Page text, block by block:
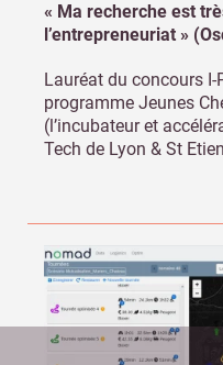
« Ma recherche est
l’entrepreneuriat »
Lauréat du concours
programme Jeunes
(l’incubateur et
Tech de Lyon & St